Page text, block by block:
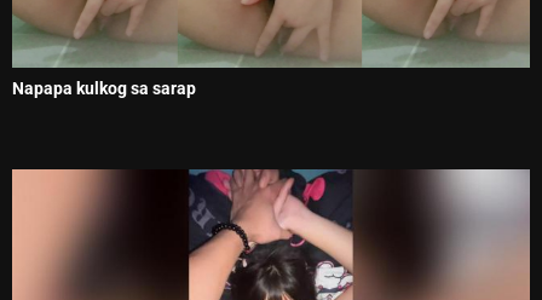
Napapa kulkog sa sarap